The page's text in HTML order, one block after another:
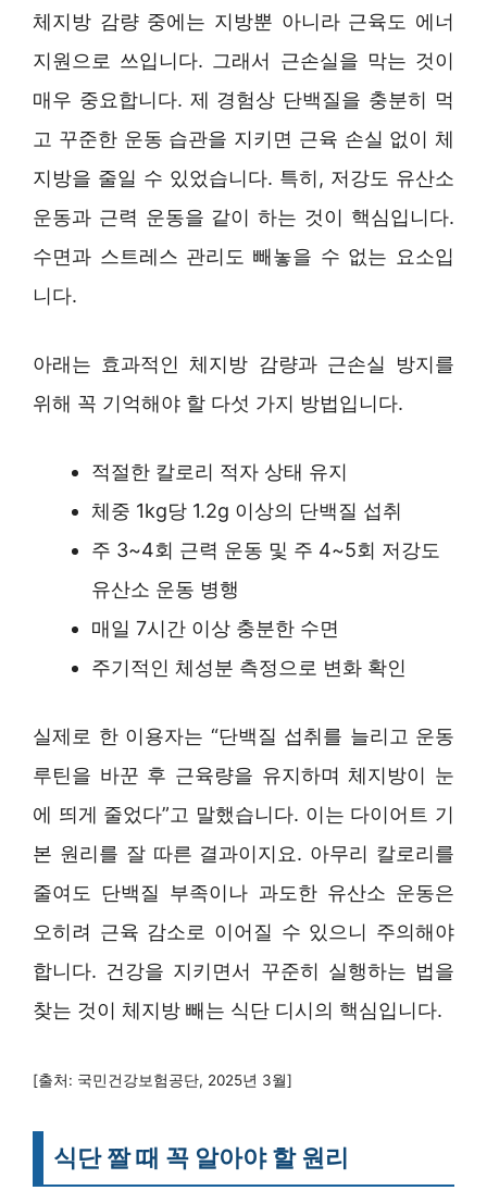
체지방 감량 중에는 지방뿐 아니라 근육도 에너
지원으로 쓰입니다. 그래서 근손실을 막는 것이
매우 중요합니다. 제 경험상 단백질을 충분히 먹
고 꾸준한 운동 습관을 지키면 근육 손실 없이 체
지방을 줄일 수 있었습니다. 특히, 저강도 유산소
운동과 근력 운동을 같이 하는 것이 핵심입니다.
수면과 스트레스 관리도 빼놓을 수 없는 요소입
니다.
아래는 효과적인 체지방 감량과 근손실 방지를
위해 꼭 기억해야 할 다섯 가지 방법입니다.
적절한 칼로리 적자 상태 유지
체중 1kg당 1.2g 이상의 단백질 섭취
주 3~4회 근력 운동 및 주 4~5회 저강도
유산소 운동 병행
매일 7시간 이상 충분한 수면
주기적인 체성분 측정으로 변화 확인
실제로 한 이용자는 “단백질 섭취를 늘리고 운동
루틴을 바꾼 후 근육량을 유지하며 체지방이 눈
에 띄게 줄었다”고 말했습니다. 이는 다이어트 기
본 원리를 잘 따른 결과이지요. 아무리 칼로리를
줄여도 단백질 부족이나 과도한 유산소 운동은
오히려 근육 감소로 이어질 수 있으니 주의해야
합니다. 건강을 지키면서 꾸준히 실행하는 법을
찾는 것이 체지방 빼는 식단 디시의 핵심입니다.
[출처: 국민건강보험공단, 2025년 3월]
식단 짤 때 꼭 알아야 할 원리